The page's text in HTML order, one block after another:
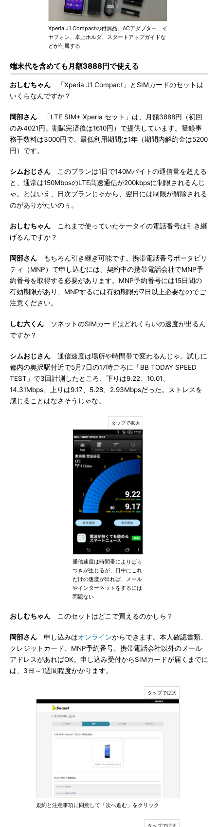
Xperia J1 Compactの付属品。ACアダプター、イ
ヤフォン、卓上ホルダ、スタートアップガイドな
どが付属する
端末代を含めても月額3888円で使える
おしむちゃん 「Xperia J1 Compact」とSIMカードのセットは
いくらなんですか？
岡部さん 「LTE SIM+ Xperia セット」は、月額3888円（初回
のみ4021円。割賦完済後は1610円）で提供しています。登録事
務手数料は3000円で、最低利用期間は1年（期間内解約金は5200
円）です。
シムおじさん このプランは1日で140Mバイトの通信量を超える
と、通常は150MbpsのLTE高速通信が200kbpsに制限されるんじ
ゃ。とはいえ、日次プランじゃから、翌日には制限が解除される
のがありがたいのぅ。
おしむちゃん これまで使っていたケータイの電話番号は引き継
げるんですか？
岡部さん もちろん引き継ぎ可能です。携帯電話番号ポータビリ
ティ（MNP）で申し込むには、契約中の携帯電話会社でMNP予
約番号を取得する必要があります。MNP予約番号には15日間の
有効期限があり、MNPするには有効期限が7日以上必要なのでご
注意ください。
しむ六くん ソネットのSIMカードはどれくらいの速度が出るん
ですか？
シムおじさん 通信速度は場所や時間帯で変わるんじゃ。試しに
都内の奥沢駅付近で5月7日の17時ごろに「BB TODAY SPEED
TEST」で3回計測したところ、下りは9.22、10.01、
14.31Mbps、上りは9.17、5.28、2.93Mbpsだった。ストレスを
感じることはなさそうじゃな。
通信速度は時間帯によりばら
つきが生じるが、日中にこれ
だけの速度が出れば、メール
やインターネットをするには
問題ない
おしむちゃん このセットはどこで買えるのかしら？
岡部さん 申し込みはオンラインからできます。本人確認書類、
クレジットカード、MNP予約番号、携帯電話会社以外のメール
アドレスがあればOK。申し込み受付からSIMカードが届くまでに
は、3日～1週間程度かかります。
規約と注意事項に同意して「次へ進む」をクリック